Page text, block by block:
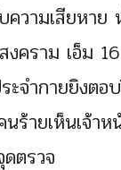
ความเสียหา
คราม เอ็ม
จำกายยิงตอ
ร้ายเห็นเจ้า
ตรวจ